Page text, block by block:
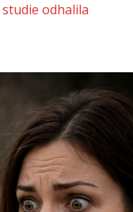
odhalila